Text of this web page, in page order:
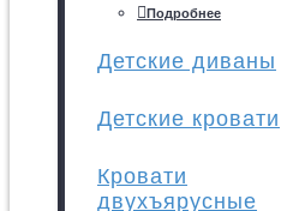
Подробнее
Детские диваны
Детские кровати
Кровати
двухъярусные